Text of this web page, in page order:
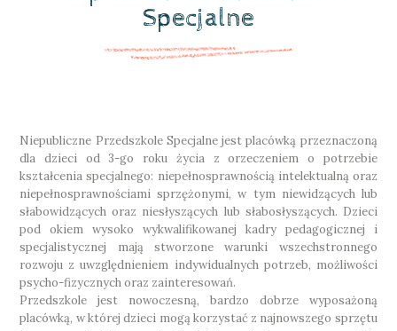
Specjalne
Niepubliczne Przedszkole Specjalne jest placówką przeznaczoną
dla dzieci od 3-go roku życia z orzeczeniem o potrzebie
kształcenia specjalnego: niepełnosprawnością intelektualną oraz
niepełnosprawnościami sprzężonymi, w tym niewidzących lub
słabowidzących oraz niesłyszących lub słabosłyszących. Dzieci
pod okiem wysoko wykwalifikowanej kadry pedagogicznej i
specjalistycznej mają stworzone warunki wszechstronnego
rozwoju z uwzględnieniem indywidualnych potrzeb, możliwości
psycho-fizycznych oraz zainteresowań.
Przedszkole jest nowoczesną, bardzo dobrze wyposażoną
placówką, w której dzieci mogą korzystać z najnowszego sprzętu